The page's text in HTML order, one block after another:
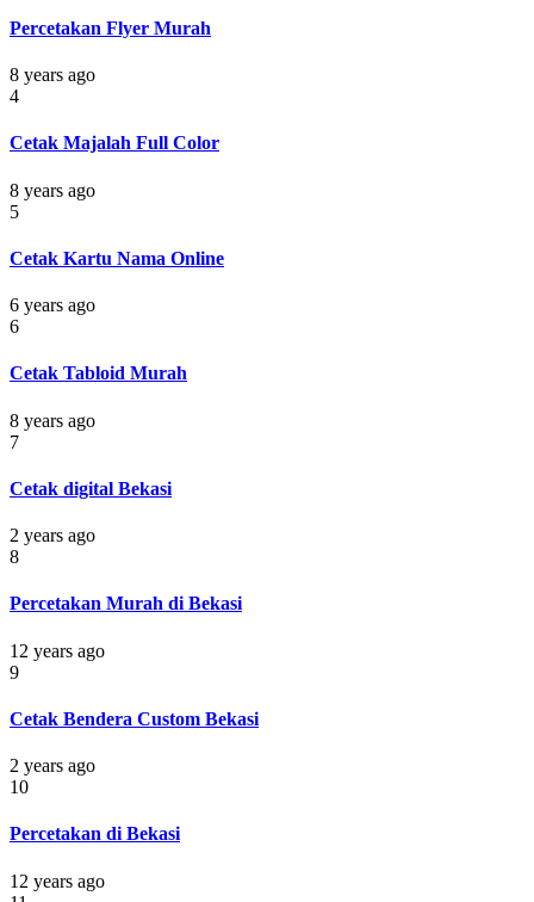
Percetakan Flyer Murah
8 years ago
4
Cetak Majalah Full Color
8 years ago
5
Cetak Kartu Nama Online
6 years ago
6
Cetak Tabloid Murah
8 years ago
7
Cetak digital Bekasi
2 years ago
8
Percetakan Murah di Bekasi
12 years ago
9
Cetak Bendera Custom Bekasi
2 years ago
10
Percetakan di Bekasi
12 years ago